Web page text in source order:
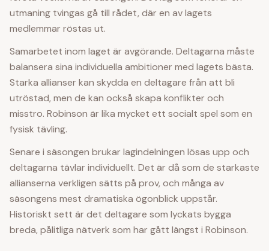
utmaning tvingas gå till rådet, där en av lagets
medlemmar röstas ut.
Samarbetet inom laget är avgörande. Deltagarna måste
balansera sina individuella ambitioner med lagets bästa.
Starka allianser kan skydda en deltagare från att bli
utröstad, men de kan också skapa konflikter och
misstro. Robinson är lika mycket ett socialt spel som en
fysisk tävling.
Senare i säsongen brukar lagindelningen lösas upp och
deltagarna tävlar individuellt. Det är då som de starkaste
allianserna verkligen sätts på prov, och många av
säsongens mest dramatiska ögonblick uppstår.
Historiskt sett är det deltagare som lyckats bygga
breda, pålitliga nätverk som har gått längst i Robinson.